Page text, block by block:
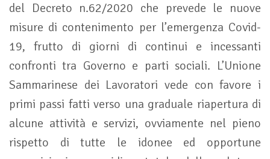
del Decreto n.62/2020 che prevede le nuove
misure di contenimento per l’emergenza Covid-
19, frutto di giorni di continui e incessanti
confronti tra Governo e parti sociali. L’Unione
Sammarinese dei Lavoratori vede con favore i
primi passi fatti verso una graduale riapertura di
alcune attività e servizi, ovviamente nel pieno
rispetto di tutte le idonee ed opportune